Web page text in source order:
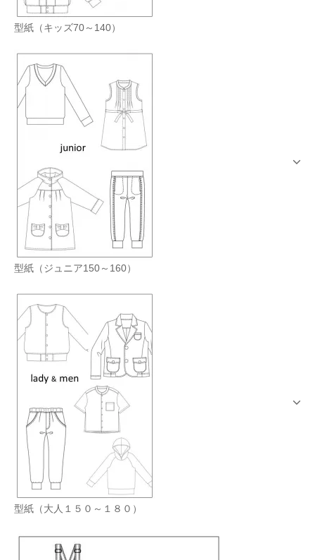
型紙（キッズ70～140）
型紙（ジュニア150～160）
型紙（大人１５０～１８０）